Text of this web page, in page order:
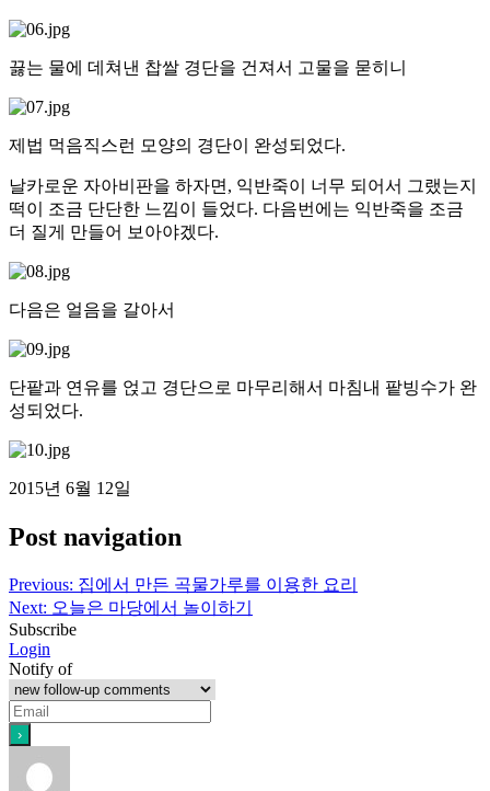
끓는 물에 데쳐낸 찹쌀 경단을 건져서 고물을 묻히니
제법 먹음직스런 모양의 경단이 완성되었다.
날카로운 자아비판을 하자면, 익반죽이 너무 되어서 그랬는지
떡이 조금 단단한 느낌이 들었다. 다음번에는 익반죽을 조금
더 질게 만들어 보아야겠다.
다음은 얼음을 갈아서
단팥과 연유를 얹고 경단으로 마무리해서 마침내 팥빙수가 완
성되었다.
2015년 6월 12일
Post navigation
Previous: 집에서 만든 곡물가루를 이용한 요리
Next: 오늘은 마당에서 놀이하기
Subscribe
Login
Notify of